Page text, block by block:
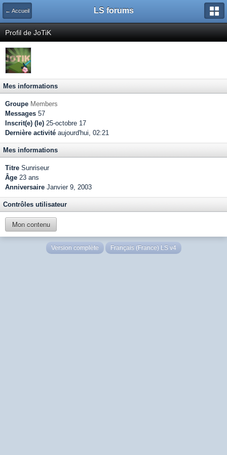
← Accueil LS forums
Profil de JoTiK
Mes informations
Groupe Members
Messages 57
Inscrit(e) (le) 25-octobre 17
Dernière activité aujourd'hui, 02:21
Mes informations
Titre Sunriseur
Âge 23 ans
Anniversaire Janvier 9, 2003
Contrôles utilisateur
Mon contenu
Version complète Français (France) LS v4